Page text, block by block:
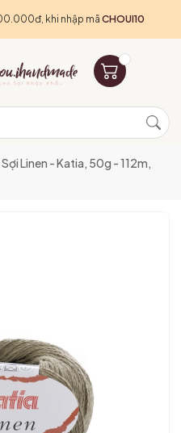
khi nhập mã CHOUI10
Sợi Linen - Katia, 50g - 112m,